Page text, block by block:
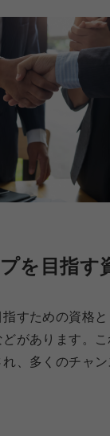
を目指す
すための資格
があります。
、多くのチャ